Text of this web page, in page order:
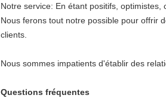
Notre service: En étant positifs,
Nous ferons tout notre possible pour offrir
clients.
Nous sommes impatients d'établir des
Questions fréquentes